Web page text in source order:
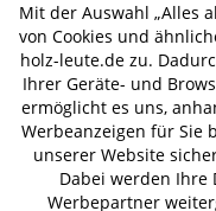
ZAHLUNGSARTEN
AUSZEICHNUNGEN
Mit der Auswahl „Alles
von Cookies und
holz-leute.de zu.
Ihrer Geräte- und
ermöglicht es uns,
Werbeanzeigen für Sie
unserer Website
Dabei werden
Werbepartner